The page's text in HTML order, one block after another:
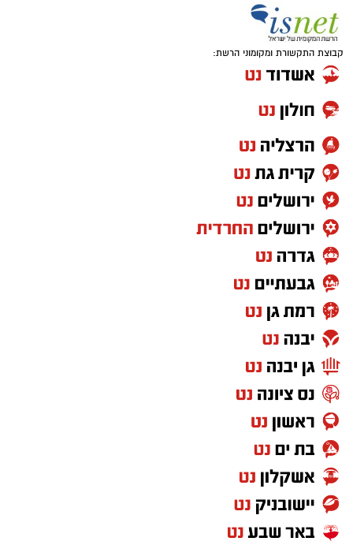
את החשיבה האנושית, אך לגבי התוצאות והיעילות
כמעט אין עוררין.
לא בחינם אבל שווה בדיקה. AI בשפת העם
מאחורי ההבטחות ל
מסתתר מגוון רחב של שירותים, שכל אחד מהם
מציע יתרונות שונים. חלקם מאפשרים גישה למספר
מודלי AI במקביל, אחרים מתמקדים ביצירת תוכן,
תמונות או קוד, ויש כאלה שמסייעים להשוות בין
ביצועי המודלים השונים. בדקנו כמה מהחלופות
אחת מהן, למי הן מתאימות, והאם הגרסה החינמית
באמת מספיקה לשימוש יומיומי
בשנים האחרונות צצים כמעט מדי יום
קבוצת התקשורת ומקומוני הרשת: